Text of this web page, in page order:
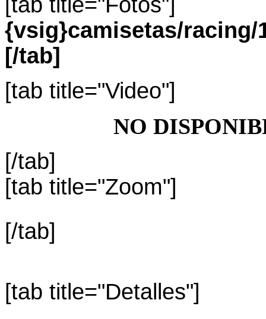
{vsig}camisetas/racing/
[/tab]
[tab title="Video"]
NO
[/tab]
[tab title="Zoom"]
[/tab]
[tab title="Detalles"]